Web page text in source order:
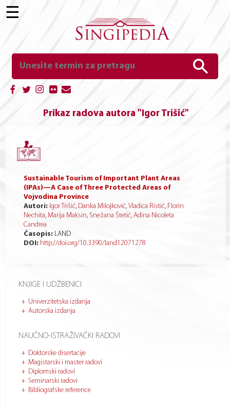
☰
Prikaz radova autora "Igor Trišić"
KNJIGE I UDŽBENICI
Univerzitetska izdanja
Autorska izdanja
NAUČNO-ISTRAŽIVAČKI RADOVI
Doktorske disertacije
Magistarski i master radovi
Diplomski radovi
Seminarski radovi
Bibliografske reference
Sustainable Tourism of Important Plant Areas
(IPAs)—A Case of Three Protected Areas of
Vojvodina Province
Autori: Igor Trišić, Danka Milojković, Vladica Ristić, Florin
Nechita, Marija Maksin, Snežana Štetić, Adina Nicoleta
Candrea
Časopis: LAND
DOI: http://doi.org/10.3390/land12071278